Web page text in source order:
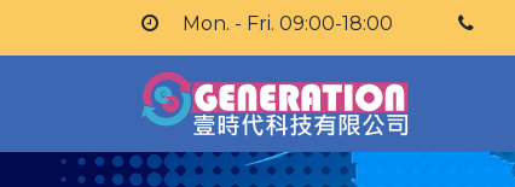
Mon. - Fri. 09:00-18:00